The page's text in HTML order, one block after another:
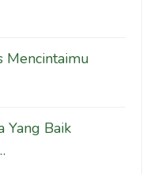
Mencintaimu
Yang Baik